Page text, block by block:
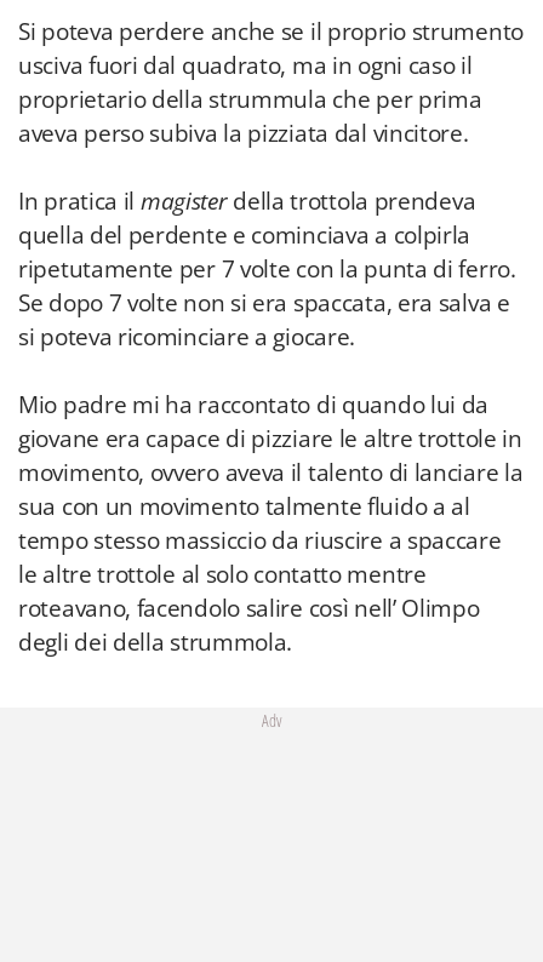
Si poteva perdere anche se il proprio strumento
usciva fuori dal quadrato, ma in ogni caso il
proprietario della strummula che per prima
aveva perso subiva la pizziata dal vincitore.
In pratica il magisterdella trottola prendeva
quella del perdente e cominciava a colpirla
ripetutamente per 7 volte con la punta di ferro.
Se dopo 7 volte non si era spaccata, era salva e
si poteva ricominciare a giocare.
Mio padre mi ha raccontato di quando lui da
giovane era capace di pizziare le altre trottole in
movimento, ovvero aveva il talento di lanciare la
sua con un movimento talmente fluido a al
tempo stesso massiccio da riuscire a spaccare
le altre trottole al solo contatto mentre
roteavano, facendolo salire così nell’ Olimpo
degli dei della strummola.
Adv